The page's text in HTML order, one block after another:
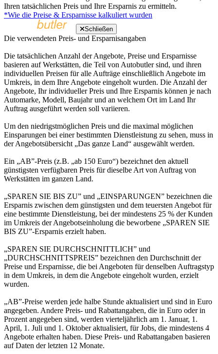
Ihren tatsächlichen Preis und Ihre Ersparnis zu ermitteln.
*Wie die Preise & Ersparnisse kalkuliert wurden
Schließen
Die verwendeten Preis- und Ersparnisangaben
Die tatsächlichen Anzahl der Angebote, Preise und Ersparnisse
basieren auf Werkstätten, die Teil von Autobutler sind, und ihren
individuellen Preisen für alle Aufträge einschließlich Angebote im
Umkreis, in dem Ihre Angebote eingeholt wurden. Die Anzahl der
Angebote, Ihr individueller Preis und Ihre Ersparnis können je nach
Automarke, Modell, Baujahr und an welchem Ort im Land Ihr
Auftrag ausgeführt werden soll variieren.
Um den niedrigstmöglichen Preis und die maximal möglichen
Einsparungen bei einer bestimmten Dienstleistung zu sehen, muss in
der Angebotsübersicht „Das ganze Land“ ausgewählt werden.
Ein „AB”-Preis (z.B. „ab 150 Euro“) bezeichnet den aktuell
günstigsten verfügbaren Preis für dieselbe Art von Auftrag von
Werkstätten im ganzen Land.
„SPAREN SIE BIS ZU” und „EINSPARUNGEN” bezeichnen die
Ersparnis zwischen dem günstigsten und dem teuersten Angebot für
eine bestimmte Dienstleistung, bei der mindestens 25 % der Kunden
im Umkreis der Angebotseinholung die beworbene „SPAREN SIE
BIS ZU”-Ersparnis erzielt haben.
„SPAREN SIE DURCHSCHNITTLICH” und
„DURCHSCHNITTSPREIS” bezeichnen den Durchschnitt der
Preise und Ersparnisse, die bei Angeboten für denselben Auftragstyp
in dem Umkreis, in dem die Angebote eingeholt wurden, erzielt
wurden.
„AB”-Preise werden jede halbe Stunde aktualisiert und sind in Euro
angegeben. Andere Preis- und Rabattangaben, die in Euro oder in
Prozent angegeben sind, werden vierteljährlich am 1. Januar, 1.
April, 1. Juli und 1. Oktober aktualisiert, für Jobs, die mindestens 4
Angebote erhalten haben. Diese Preis- und Rabattangaben basieren
auf Daten der letzten 12 Monate.